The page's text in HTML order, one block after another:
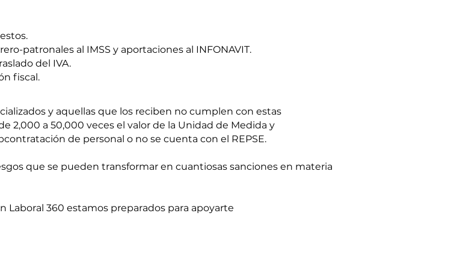
patronales al IMSS y aportaciones al INFONAVIT.
del IVA.
fiscal.
y aquellas que los reciben no cumplen con estas
2,000 a 50,000 veces el valor de la Unidad de Medida y
de personal o no se cuenta con el REPSE.
que se pueden transformar en cuantiosas sanciones en materia
Laboral 360 estamos preparados para apoyarte